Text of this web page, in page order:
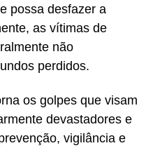
possa desfazer a
as vítimas de
não
perdidos.
os golpes que visam
devastadores e
vigilância e